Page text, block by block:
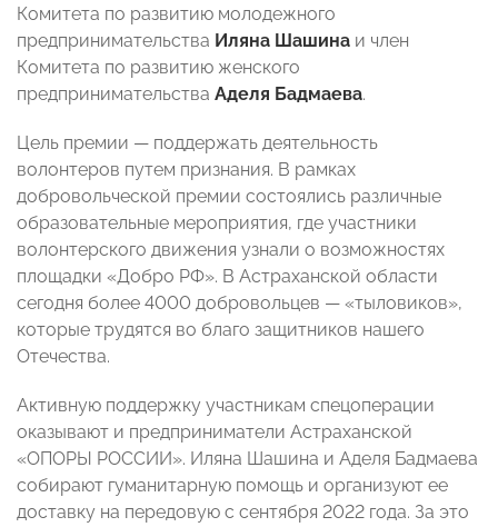
Комитета по развитию молодежного
предпринимательства Иляна Шашина и член
Комитета по развитию женского
предпринимательства Аделя Бадмаева.
Цель премии — поддержать деятельность
волонтеров путем признания. В рамках
добровольческой премии состоялись различные
образовательные мероприятия, где участники
волонтерского движения узнали о возможностях
площадки «Добро РФ». В Астраханской области
сегодня более 4000 добровольцев — «тыловиков»,
которые трудятся во благо защитников нашего
Отечества.
Активную поддержку участникам спецоперации
оказывают и предприниматели Астраханской
«ОПОРЫ РОССИИ». Иляна Шашина и Аделя Бадмаева
собирают гуманитарную помощь и организуют ее
доставку на передовую с сентября 2022 года. За это